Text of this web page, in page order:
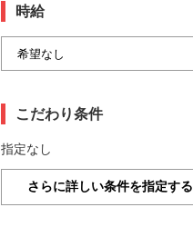
時給
こだわり条件
指定なし
さらに詳しい条件を指定する